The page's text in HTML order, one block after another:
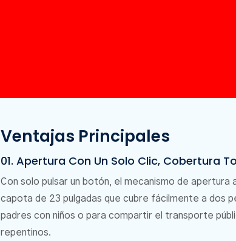
Ventajas Principales
01. Apertura Con Un Solo Clic, Cobertura
Con solo pulsar un botón, el mecanismo de
capota de 23 pulgadas que cubre fácilmente a dos
padres con niños o para compartir el transporte
repentinos.